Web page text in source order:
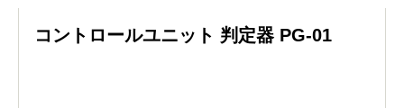
コントロールユニット 判定器 PG-01